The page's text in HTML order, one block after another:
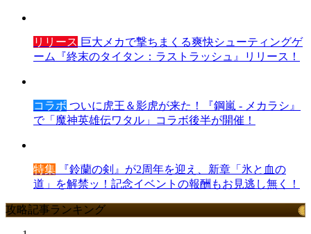
リリース 巨大メカで撃ちまくる爽快シューティングゲ
ーム『終末のタイタン：ラストラッシュ』リリース！
コラボ ついに虎王＆影虎が来た！『鋼嵐 - メカラシ』
で「魔神英雄伝ワタル」コラボ後半が開催！
特集 『鈴蘭の剣』が2周年を迎え、新章「氷と血の
道」を解禁ッ！記念イベントの報酬もお見逃し無く！
攻略記事ランキング